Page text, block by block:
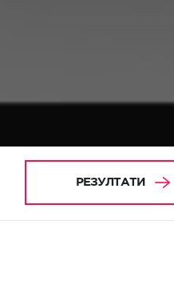
РЕЗУЛТАТИ